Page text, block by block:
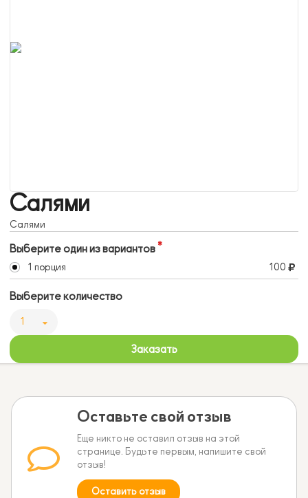
Салями
Салями
Выберите один из вариантов
1 порция 100
Выберите количество
1
Заказать
Оставьте свой отзыв
Еще никто не оставил отзыв на этой
странице. Будьте первым, напишите свой
отзыв!
Оставить отзыв